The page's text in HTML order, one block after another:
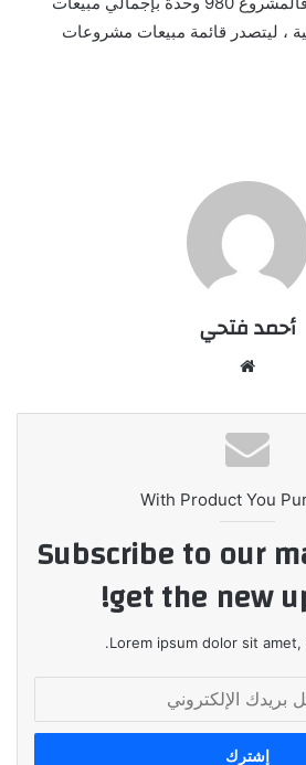
مليار جنية ، ليتصدر قائمة مبيعات مشروعات
أحمد فتحي
With Product You
Subscribe to our
get the new
Lorem ipsum dolor sit